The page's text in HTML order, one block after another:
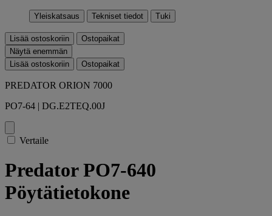
Yleiskatsaus Tekniset tiedot Tuki
Lisää ostoskoriin
Ostopaikat
Näytä enemmän
Lisää ostoskoriin
Ostopaikat
PREDATOR ORION 7000
PO7-64 | DG.E2TEQ.00J
Vertaile
Predator PO7-640
Pöytätietokone